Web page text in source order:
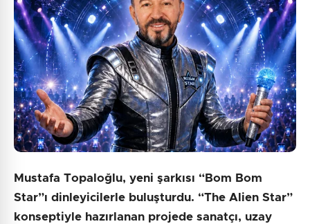
Mustafa Topaloğlu, yeni şarkısı “Bom Bom
Star”ı dinleyicilerle buluşturdu. “The Alien Star”
konseptiyle hazırlanan projede sanatçı, uzay